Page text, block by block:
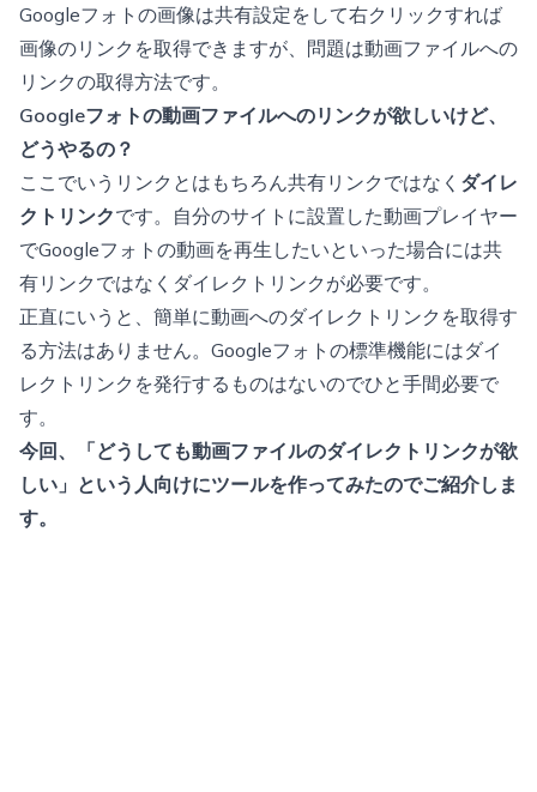
Googleフォトの画像は共有設定をして右クリックすれば
画像のリンクを取得できますが、問題は動画ファイルへの
リンクの取得方法です。
Googleフォトの動画ファイルへのリンクが欲しいけど、
どうやるの？
ここでいうリンクとはもちろん共有リンクではなく ダイレ
クトリンクです。自分のサイトに設置した動画プレイヤー
でGoogleフォトの動画を再生したいといった場合には共
有リンクではなくダイレクトリンクが必要です。
正直にいうと、簡単に動画へのダイレクトリンクを取得す
る方法はありません。Googleフォトの標準機能にはダイ
レクトリンクを発行するものはないのでひと手間必要で
す。
今回、「どうしても動画ファイルのダイレクトリンクが欲
しい」という人向けにツールを作ってみたのでご紹介しま
す。